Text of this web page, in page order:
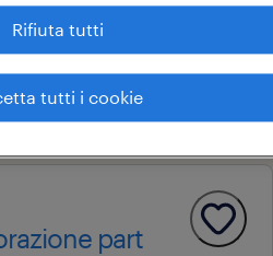
part
Rifiuta tutti
tutti i cookie